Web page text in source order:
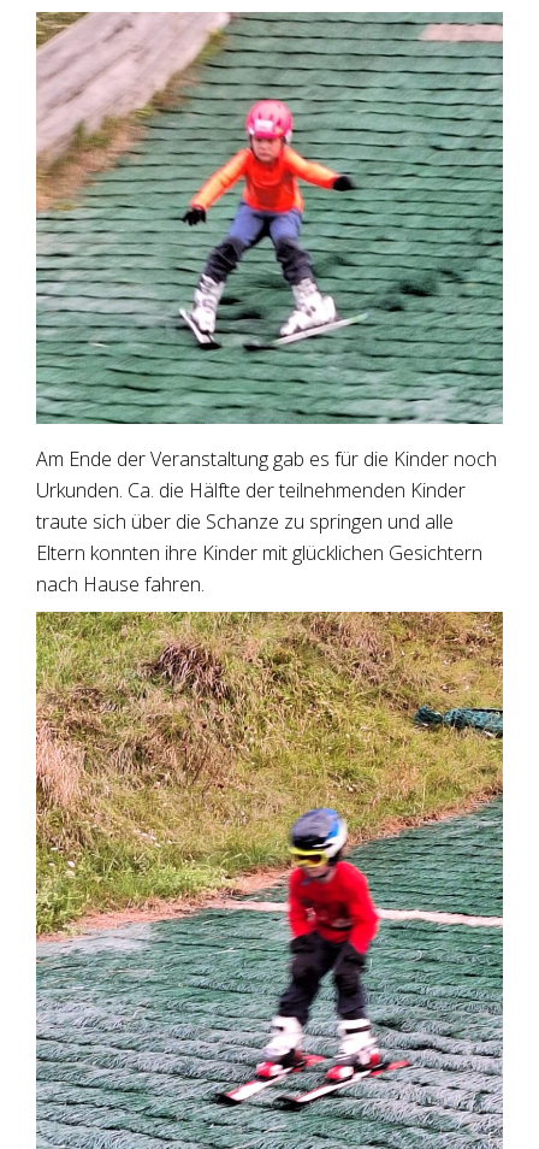
Am Ende der Veranstaltung gab es für die Kinder noch
Urkunden. Ca. die Hälfte der teilnehmenden Kinder
traute sich über die Schanze zu springen und alle
Eltern konnten ihre Kinder mit glücklichen Gesichtern
nach Hause fahren.